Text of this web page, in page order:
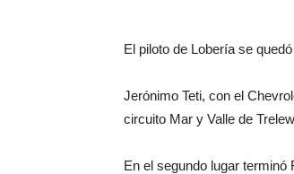
El piloto de Lobería se
Jerónimo Teti, con el
circuito Mar y Valle de
En el segundo lugar terminó